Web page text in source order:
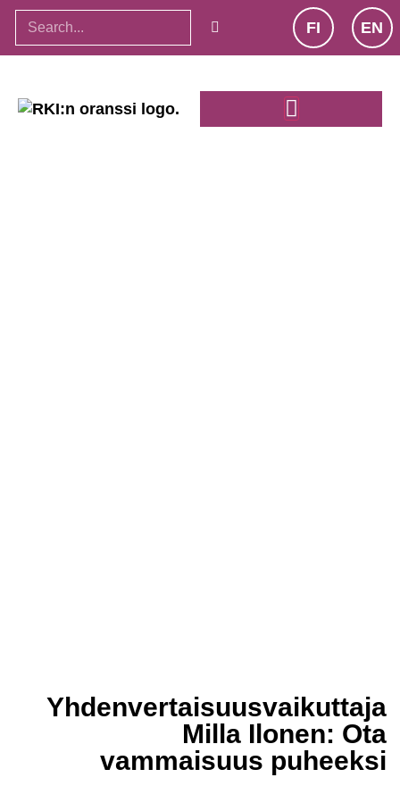
FI EN
Yhdenvertaisuus­vaikuttaja
Milla Ilonen: Ota
vammaisuus puheeksi